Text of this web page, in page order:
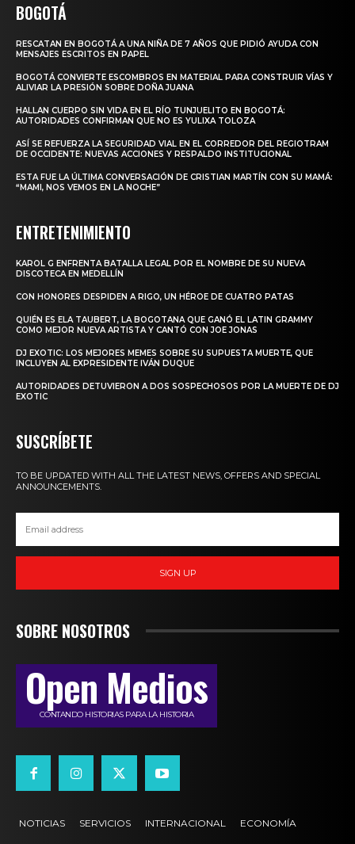
BOGOTÁ
RESCATAN EN BOGOTÁ A UNA NIÑA DE 7 AÑOS QUE PIDIÓ AYUDA CON
MENSAJES ESCRITOS EN PAPEL
BOGOTÁ CONVIERTE ESCOMBROS EN MATERIAL PARA CONSTRUIR VÍAS Y
ALIVIAR LA PRESIÓN SOBRE DOÑA JUANA
HALLAN CUERPO SIN VIDA EN EL RÍO TUNJUELITO EN BOGOTÁ:
AUTORIDADES CONFIRMAN QUE NO ES YULIXA TOLOZA
ASÍ SE REFUERZA LA SEGURIDAD VIAL EN EL CORREDOR DEL REGIOTRAM
DE OCCIDENTE: NUEVAS ACCIONES Y RESPALDO INSTITUCIONAL
ESTA FUE LA ÚLTIMA CONVERSACIÓN DE CRISTIAN MARTÍN CON SU MAMÁ:
“MAMI, NOS VEMOS EN LA NOCHE”
ENTRETENIMIENTO
KAROL G ENFRENTA BATALLA LEGAL POR EL NOMBRE DE SU NUEVA
DISCOTECA EN MEDELLÍN
CON HONORES DESPIDEN A RIGO, UN HÉROE DE CUATRO PATAS
QUIÉN ES ELA TAUBERT, LA BOGOTANA QUE GANÓ EL LATIN GRAMMY
COMO MEJOR NUEVA ARTISTA Y CANTÓ CON JOE JONAS
DJ EXOTIC: LOS MEJORES MEMES SOBRE SU SUPUESTA MUERTE, QUE
INCLUYEN AL EXPRESIDENTE IVÁN DUQUE
AUTORIDADES DETUVIERON A DOS SOSPECHOSOS POR LA MUERTE DE DJ
EXOTIC
SUSCRÍBETE
TO BE UPDATED WITH ALL THE LATEST NEWS, OFFERS AND SPECIAL
ANNOUNCEMENTS.
SIGN UP
SOBRE NOSOTROS
Open Medios
CONTANDO HISTORIAS PARA LA HISTORIA
NOTICIAS SERVICIOS INTERNACIONAL ECONOMÍA